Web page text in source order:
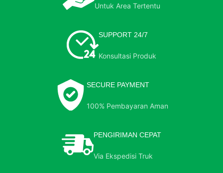
Untuk Area Tertentu
SUPPORT 24/7
Konsultasi Produk
SECURE PAYMENT
100% Pembayaran Aman
PENGIRIMAN CEPAT
Via Ekspedisi Truk